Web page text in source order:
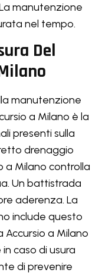
manutenzione
nel tempo.
Del
manutenzione
a Milano è la
presenti sulla
drenaggio
a Milano controlla
Un battistrada
aderenza. La
include questo
Accursio a Milano
caso di usura
di prevenire